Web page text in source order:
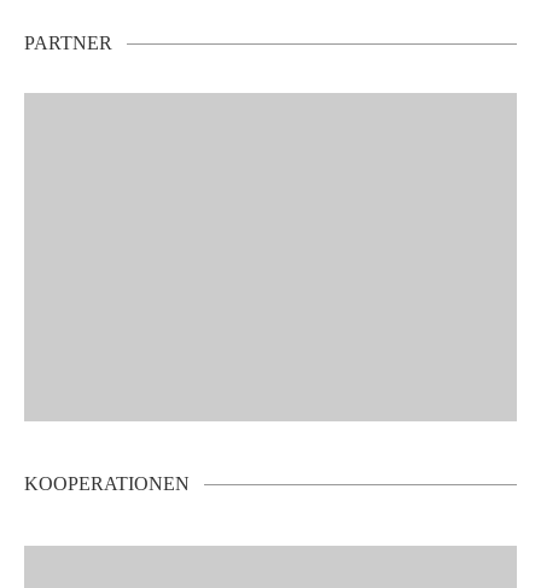
PARTNER
KOOPERATIONEN